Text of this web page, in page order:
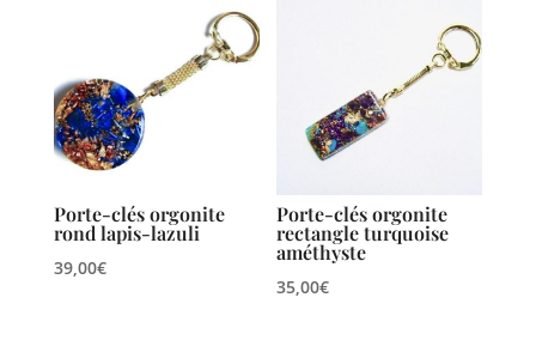
Porte-clés orgonite
rond lapis-lazuli
39,00€
Porte-clés orgonite
rectangle turquoise
améthyste
35,00€